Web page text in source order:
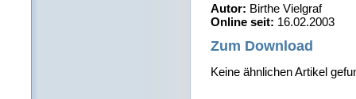
Autor: Birthe Vielgraf
Online seit: 16.02.2003
Zum Download
Keine ähnlichen Artikel